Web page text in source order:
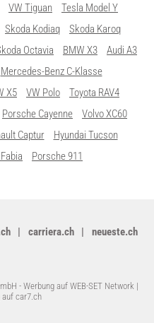
VW Tiguan
Tesla Model Y
Skoda Kodiaq
Skoda Karoq
Octavia BMW X3
Audi A3
Mercedes-Benz C-Klasse
X5 VW Polo
Toyota RAV4
Porsche Cayenne
Volvo XC60
Captur
Hyundai Tucson
Porsche 911
carriera.ch
neueste.ch
-Werbung auf WEB-SET Network |
auf car7.ch